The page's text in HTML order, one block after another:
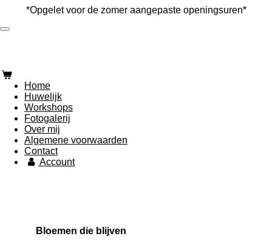
naar
*Opgelet voor de zomer aangepaste openingsuren*
Home
Huwelijk
Workshops
Fotogalerij
Over mij
Algemene voorwaarden
Contact
Account
Bloemen die blijven